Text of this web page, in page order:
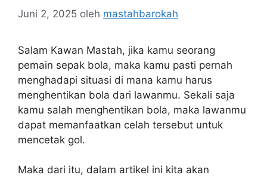
Juni 2, 2025 oleh mastahbarokah
Salam Kawan Mastah, jika kamu seorang
pemain sepak bola, maka kamu pasti pernah
menghadapi situasi di mana kamu harus
menghentikan bola dari lawanmu. Sekali saja
kamu salah menghentikan bola, maka lawanmu
dapat memanfaatkan celah tersebut untuk
mencetak gol.
Maka dari itu, dalam artikel ini kita akan